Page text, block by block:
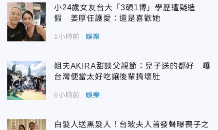
小24歲女友台大「3碩1博」學歷遭疑造
假 姜厚任護愛：還是喜歡她
1小時前 娛樂
姐夫AKIRA甜談父親節：兒子送的都好 曝
台灣便當太好吃讓後輩搞壞肚
6小時前 娛樂
白髮人送黑髮人！台玻夫人首發聲曝喪子之